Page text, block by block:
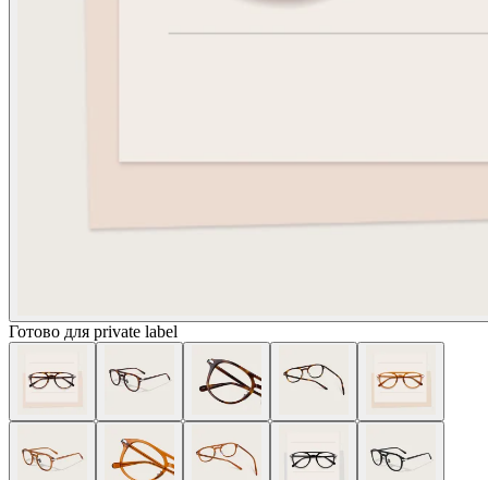
Готово для private label